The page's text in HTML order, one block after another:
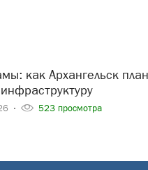
523 просмотра